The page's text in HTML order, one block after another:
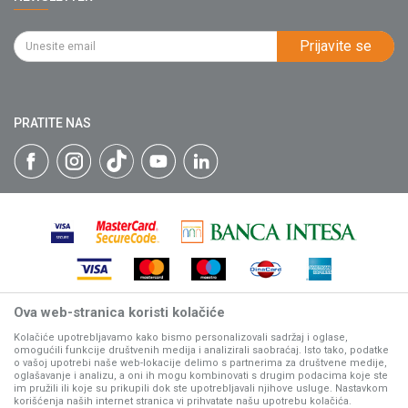
034/200-784
PIB: 102135221
Matični broj: 07593252
Kontakt
Najčešća pitanja
Katalozi
Isporuka
Plaćanje karticama
Web kredit Raiffeisen banke
Pravo na odustajanje
Povraćaj sredstava
Zamena artikala
Prijavite se
PRATITE NAS
Nastojimo da budemo što precizniji u opisu proizvoda, prikazu
slika i samih cena, ali ne možemo garantovati da su sve
informacije kompletne i bez grešaka.
Svi artikli prikazani na sajtu su deo naše ponude, ali ne
podrazumeva da su dostupni u svakom trenutku.
Ova web-stranica koristi kolačiće
Kolačiće upotrebljavamo kako bismo personalizovali sadržaj i oglase,
omogućili funkcije društvenih medija i analizirali saobraćaj. Isto tako, podatke
o vašoj upotrebi naše web-lokacije delimo s partnerima za društvene medije,
oglašavanje i analizu, a oni ih mogu kombinovati s drugim podacima koje ste
im pružili ili koje su prikupili dok ste upotrebljavali njihove usluge. Nastavkom
korišćenja naših internet stranica vi prihvatate našu upotrebu kolačića.